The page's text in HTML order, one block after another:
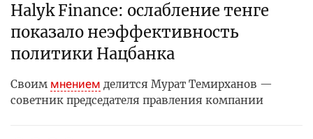
Halyk Finance: ослабление тенге
показало неэффективность
политики Нацбанка
Своим мнением делится Мурат Темирханов —
советник председателя правления компании